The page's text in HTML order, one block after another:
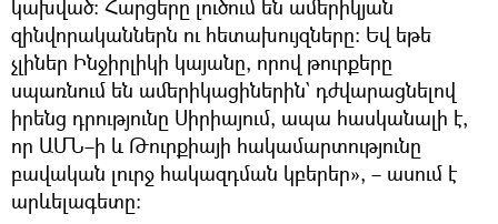
կախված։ Հարցերը լուծում են ամերիկյան
զինվորականներն ու հետախույզները։ Եվ եթե
չլիներ Ինջիրլիկի կայանը, որով թուրքերը
սպառնում են ամերիկացիներին` դժվարացնելով
իրենց դրությունը Սիրիայում, ապա հասկանալի է,
որ ԱՄՆ–ի և Թուրքիայի հակամարտությունը
բավական լուրջ հակազդման կբերեր», – ասում է
արևելագետը։